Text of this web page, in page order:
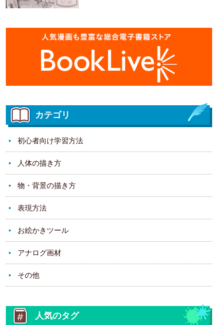
カテゴリ
初心者向け学習方法
人体の描き方
物・背景の描き方
表現方法
お絵かきツール
アナログ画材
その他
人気のタグ